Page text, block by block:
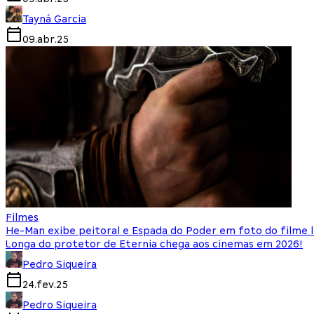
Tayná Garcia
09.abr.25
Filmes
He-Man exibe peitoral e Espada do Poder em foto do filme
Longa do protetor de Eternia chega aos cinemas em 2026!
Pedro Siqueira
24.fev.25
Pedro Siqueira